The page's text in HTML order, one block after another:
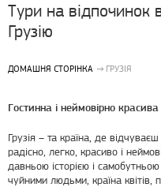
Тури на відпочинок
Грузію
ДОМАШНЯ СТОРІНКА ГРУЗІЯ
Гостинна і неймовірно красива
Грузія – та країна, де
радісно, ​​легко, красиво і
давньою історією і
чуйними людьми, країна квітів,